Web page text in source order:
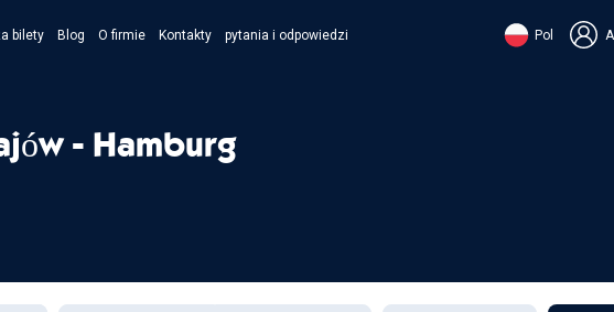
bilety Blog O firmie Kontakty pytania i odpowiedzi Pol
- Hamburg